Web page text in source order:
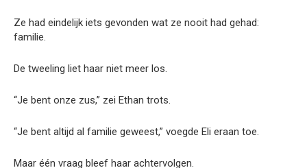
Ze had eindelijk iets gevonden wat ze nooit had gehad:
familie.
De tweeling liet haar niet meer los.
“Je bent onze zus,” zei Ethan trots.
“Je bent altijd al familie geweest,” voegde Eli eraan toe.
Maar één vraag bleef haar achtervolgen.